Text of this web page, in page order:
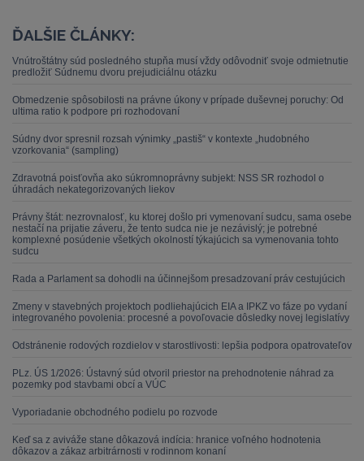
ĎALŠIE ČLÁNKY:
Vnútroštátny súd posledného stupňa musí vždy odôvodniť svoje odmietnutie
predložiť Súdnemu dvoru prejudiciálnu otázku
Obmedzenie spôsobilosti na právne úkony v prípade duševnej poruchy: Od
ultima ratio k podpore pri rozhodovaní
Súdny dvor spresnil rozsah výnimky „pastiš“ v kontexte „hudobného
vzorkovania“ (sampling)
Zdravotná poisťovňa ako súkromnoprávny subjekt: NSS SR rozhodol o
úhradách nekategorizovaných liekov
Právny štát: nezrovnalosť, ku ktorej došlo pri vymenovaní sudcu, sama osebe
nestačí na prijatie záveru, že tento sudca nie je nezávislý; je potrebné
komplexné posúdenie všetkých okolností týkajúcich sa vymenovania tohto
sudcu
Rada a Parlament sa dohodli na účinnejšom presadzovaní práv cestujúcich
Zmeny v stavebných projektoch podliehajúcich EIA a IPKZ vo fáze po vydaní
integrovaného povolenia: procesné a povoľovacie dôsledky novej legislatívy
Odstránenie rodových rozdielov v starostlivosti: lepšia podpora opatrovateľov
PLz. ÚS 1/2026: Ústavný súd otvoril priestor na prehodnotenie náhrad za
pozemky pod stavbami obcí a VÚC
Vyporiadanie obchodného podielu po rozvode
Keď sa z aviváže stane dôkazová indícia: hranice voľného hodnotenia
dôkazov a zákaz arbitrárnosti v rodinnom konaní